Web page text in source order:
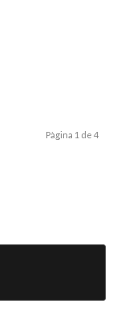
Pàgina 1 de 4